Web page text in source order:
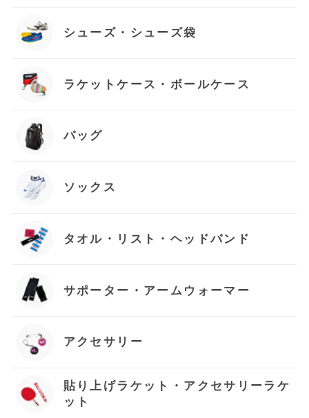
シューズ・シューズ袋
ラケットケース・ボールケース
バッグ
ソックス
タオル・リスト・ヘッドバンド
サポーター・アームウォーマー
アクセサリー
貼り上げラケット・アクセサリーラケ
ット